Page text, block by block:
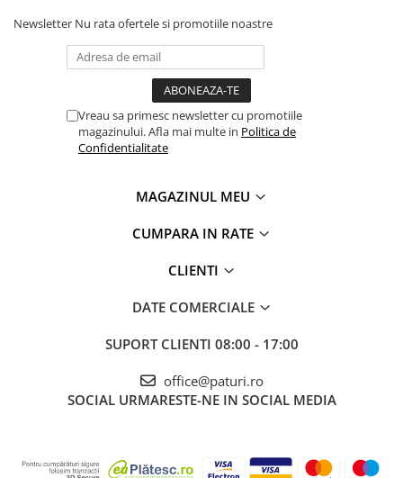
Newsletter Nu rata ofertele si promotiile noastre
Vreau sa primesc newsletter cu promotiile
magazinului. Afla mai multe in Politica de
Confidentialitate
MAGAZINUL MEU
CUMPARA IN RATE
CLIENTI
DATE COMERCIALE
SUPORT CLIENTI 08:00 - 17:00
office@paturi.ro
SOCIAL URMARESTE-NE IN SOCIAL MEDIA